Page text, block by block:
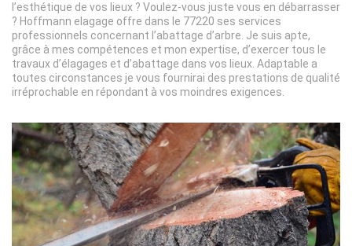
l’esthétique de vos lieux ? Voulez-vous juste vous en débarrasser
? Hoffmann elagage offre dans le 77220 ses services
professionnels concernant l’abattage d’arbre. Je suis apte,
grâce à mes compétences et mon expertise, d’exercer tous le
travaux d’élagages et d’abattage dans vos lieux. Adaptable a
toutes circonstances je vous fournirai des prestations de qualité
irréprochable en répondant à vos moindres exigences.